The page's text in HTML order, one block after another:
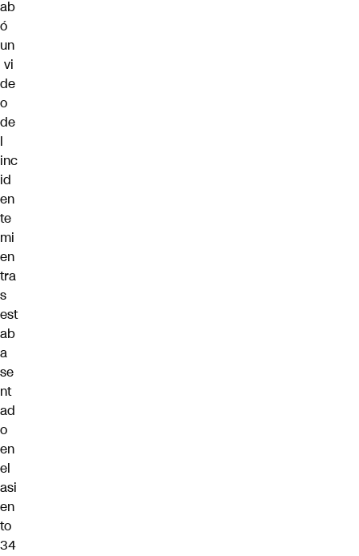
ab
ó
un
vi
de
o
de
l
inc
id
en
te
mi
en
tra
s
est
ab
a
se
nt
ad
o
en
el
asi
en
to
34